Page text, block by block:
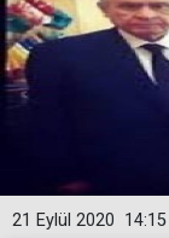
14:15
21 Eylül 2020